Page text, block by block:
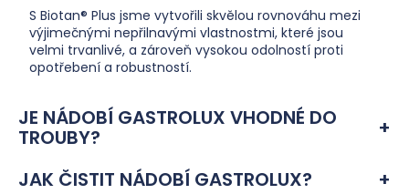
S Biotan® Plus jsme vytvořili skvělou rovnováhu mezi
výjimečnými nepřilnavými vlastnostmi, které jsou
velmi trvanlivé, a zároveň vysokou odolností proti
opotřebení a robustností.
JE NÁDOBÍ GASTROLUX VHODNÉ DO
TROUBY?
JAK ČISTIT NÁDOBÍ GASTROLUX?